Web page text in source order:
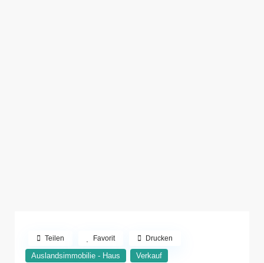
Auslandsimmobilie - Haus Verkauf
Teilen Favorit Drucken